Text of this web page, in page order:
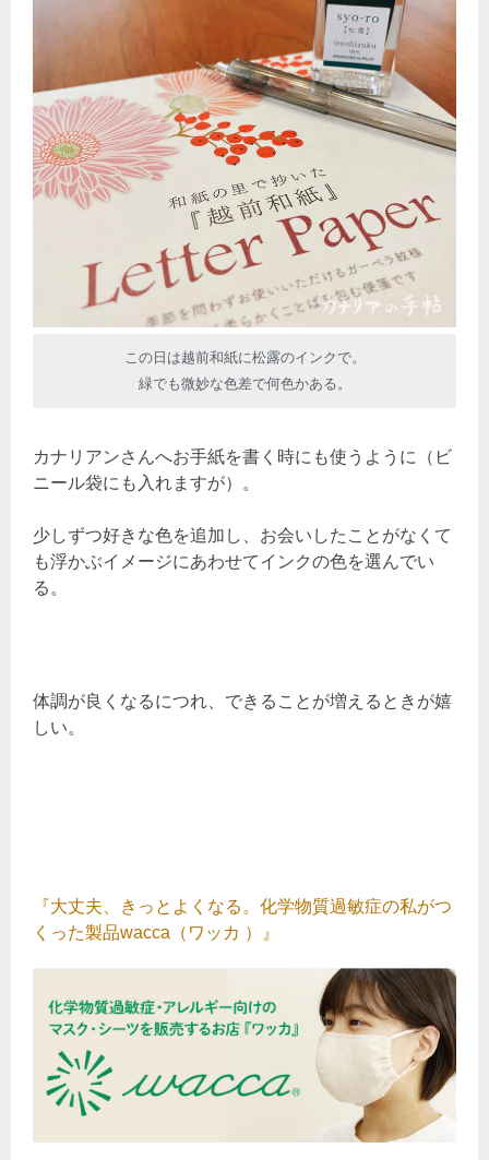
この日は越前和紙に松露のインクで。
緑でも微妙な色差で何色かある。
カナリアンさんへお手紙を書く時にも使うように（ビ
ニール袋にも入れますが）。
少しずつ好きな色を追加し、お会いしたことがなくて
も浮かぶイメージにあわせてインクの色を選んでい
る。
体調が良くなるにつれ、できることが増えるときが嬉
しい。
『大丈夫、きっとよくなる。化学物質過敏症の私がつ
くった製品wacca（ワッカ ）』